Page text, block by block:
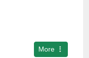
More